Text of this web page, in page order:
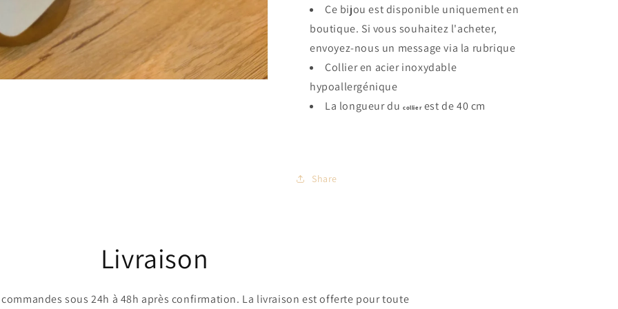
Ce bijou est disponible uniquement en
boutique. Si vous souhaitez l'acheter,
envoyez-nous un message via la rubrique
Collier en acier inoxydable
hypoallergénique
La longueur du collierest de 40 cm
Share
Livraison
sous 24h à 48h après confirmation. La livraison est offerte pour toute